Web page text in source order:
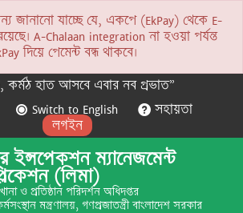
জানানো যাচ্ছে যে, একপে (EkPay) থেকে E-
A-Chalaan integration না হওয়া পর্যন্ত
দিয়ে পেমেন্ট বন্ধ থাকবে।
কর্মঠ হাত আসবে এবার নব প্রভাত”
Switch to English
সহায়তা
লগইন
ইন্সপেকশন ম্যানেজমেন্ট
(লিমা)
ও প্রতিষ্ঠান পরিদর্শন অধিদপ্তর
মন্ত্রণালয়, গণপ্রজাতন্ত্রী বাংলাদেশ সরকার